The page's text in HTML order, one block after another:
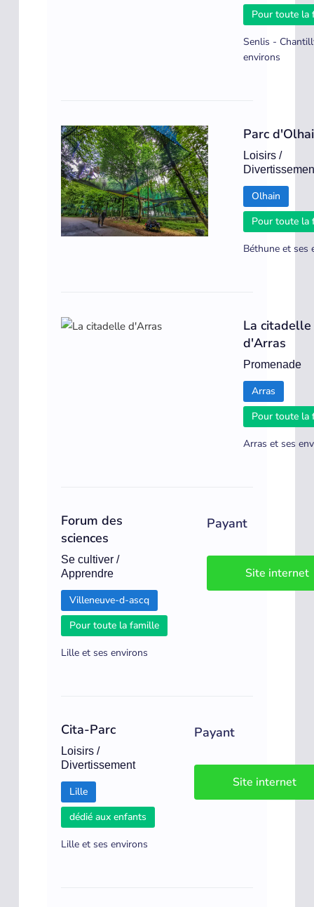
Pour toute la
Senlis -
environs
Parc
Loisirs /
Olhain
Pour toute la
Béthune et ses
La citadelle
d'Arras
Promenade
Arras
Pour toute la
Arras et ses
Forum des
sciences
Se cultiver /
Apprendre
Villeneuve-d-ascq
Pour toute la famille
Lille et ses environs
Payant
Site internet
Cita-Parc
Loisirs /
Divertissement
Lille
dédié aux enfants
Lille et ses environs
Payant
Site internet